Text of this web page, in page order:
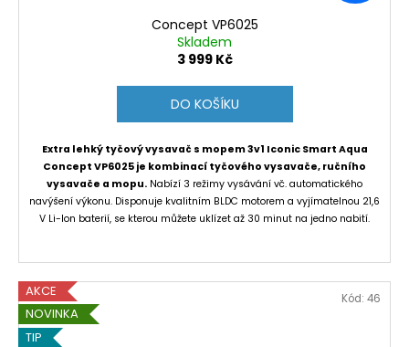
Concept VP6025
Skladem
3 999 Kč
DO KOŠÍKU
Extra lehký tyčový vysavač s mopem 3v1 Iconic Smart Aqua
Concept VP6025 je kombinací tyčového vysavače, ručního
vysavače a mopu. Nabízí 3 režimy vysávání vč. automatického
navýšení výkonu. Disponuje kvalitním BLDC motorem a vyjímatelnou 21,6
V Li-Ion baterií, se kterou můžete uklízet až 30 minut na jedno nabití.
AKCE
NOVINKA
TIP
Kód: 46